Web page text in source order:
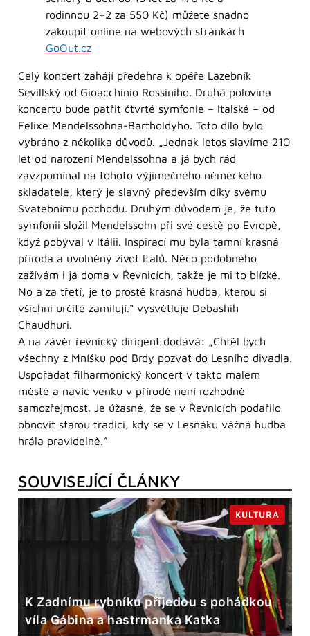
rodinnou 2+2 za 550 Kč) můžete snadno
zakoupit online na webových stránkách
GoOut.cz
Celý koncert zahájí předehra k opěře Lazebník
Sevillský od Gioacchinio Rossiniho. Druhá polovina
koncertu bude patřit čtvrté symfonie – Italské – od
Felixe Mendelssohna-Bartholdyho. Toto dílo bylo
vybráno z několika důvodů. „Jednak letos slavíme 210
let od narození Mendelssohna a já bych rád
zavzpomínal na tohoto výjimečného německého
skladatele, který je slavný především díky svému
Svatebnímu pochodu. Druhým důvodem je, že tuto
symfonii složil Mendelssohn při své cestě po Evropě,
když pobýval v Itálii. Inspirací mu byla tamní krásná
příroda a uvolněný život Italů. Něco podobného
zažívám i já doma v Řevnicích, takže je mi to blízké.
No a za třetí, je to prostě krásná hudba, kterou si
všichni určitě zamilují.“ vysvětluje Debashih
Chaudhuri.
A na závěr řevnický dirigent dodává: „Chtěl bych
všechny z Mníšku pod Brdy pozvat do Lesního divadla.
Uspořádat filharmonický koncert v takto malém
městě a navíc venku v přírodě není rozhodně
samozřejmost. Je úžasné, že se v Řevnicích podařilo
obnovit starou tradici, kdy se v Lesňáku vážná hudba
hrála pravidelně.“
SOUVISEJÍCÍ ČLÁNKY
K Zadnímu rybníku přijedou s pohádkou
víla Gábina a hastrmanka Katka
KULTURA